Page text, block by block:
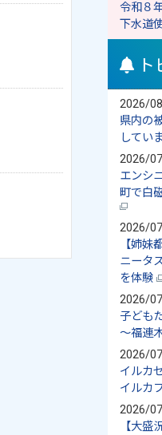
令和８
下水道
ト
2026/
県内の
してい
2026/
エンシ
町で白
2026/
【姉妹
ニータ
を体験
2026/
子ども
～福連
2026/
イルカ
イルカ
2026/
【大盛